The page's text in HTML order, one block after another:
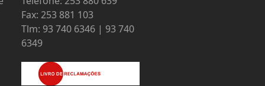
Fax: 253 881 103
Tlm: 93 740 6346 | 93 740
6349